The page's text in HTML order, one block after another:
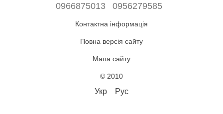
0966875013 0956279585
Контактна інформація
Повна версія сайту
Мапа сайту
© 2010
Укр Рус